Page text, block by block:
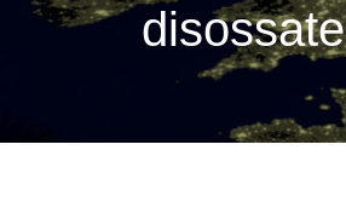
disossate